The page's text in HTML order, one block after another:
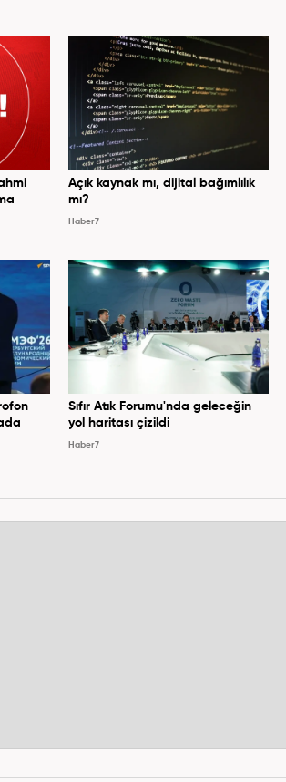
Açık kaynak mı, dijital bağımlılık
mı?
Haber7
Sıfır Atık Forumu'nda geleceğin
yol haritası çizildi
Haber7